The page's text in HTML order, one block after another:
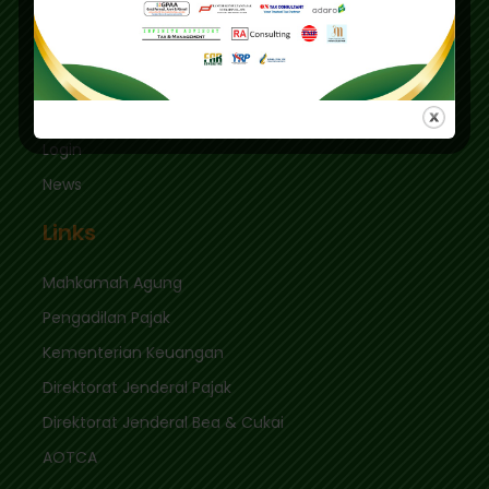
Jakarta Selatan 12410
sekretariat@ikpi.or.id
Quick Links
Login
News
Links
Mahkamah Agung
Pengadilan Pajak
Kementerian Keuangan
Direktorat Jenderal Pajak
Direktorat Jenderal Bea & Cukai
AOTCA